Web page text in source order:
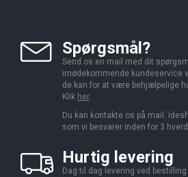
Spørgsmål?
Send os en mail med dit
imødekommende kundeservice
de kan for at være behjælpelige
Klik her.
Du kan kontakte os på mail:
som vi besvarer inden for 3
Hurtig levering
Dag til dag levering ved